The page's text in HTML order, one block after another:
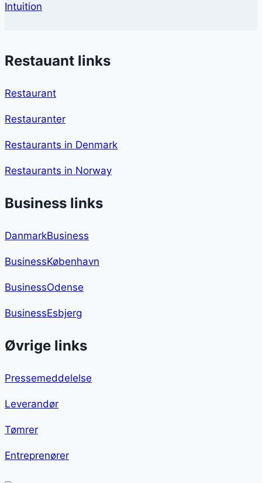
Intuition
Restauant links
Restaurant
Restauranter
Restaurants in Denmark
Restaurants in Norway
Business links
DanmarkBusiness
BusinessKøbenhavn
BusinessOdense
BusinessEsbjerg
Øvrige links
Pressemeddelelse
Leverandør
Tømrer
Entreprenører